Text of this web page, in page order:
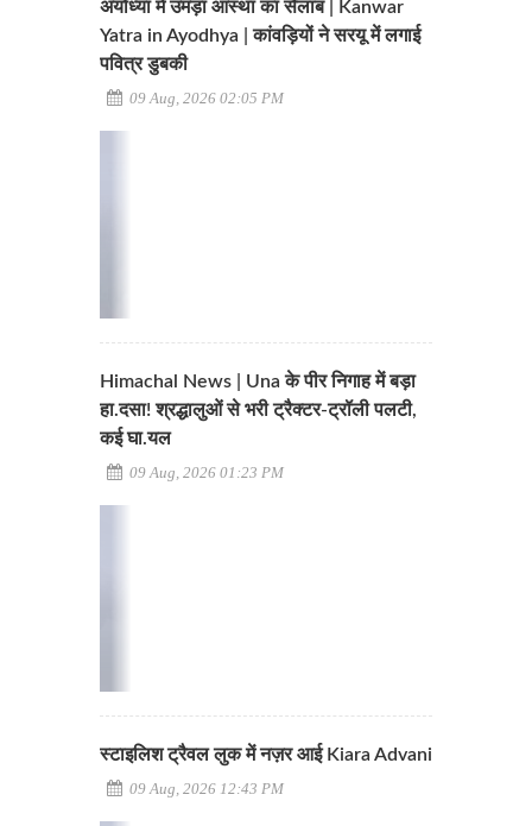
अयोध्या में उमड़ा आस्था का सैलाब | Kanwar
Yatra in Ayodhya | कांवड़ियों ने सरयू में लगाई
पवित्र डुबकी
09 Aug, 2026 02:05 PM
Himachal News | Una के पीर निगाह में बड़ा
हा.दसा! श्रद्धालुओं से भरी ट्रैक्टर-ट्रॉली पलटी,
कई घा.यल
09 Aug, 2026 01:23 PM
स्टाइलिश ट्रैवल लुक में नज़र आई Kiara Advani
09 Aug, 2026 12:43 PM